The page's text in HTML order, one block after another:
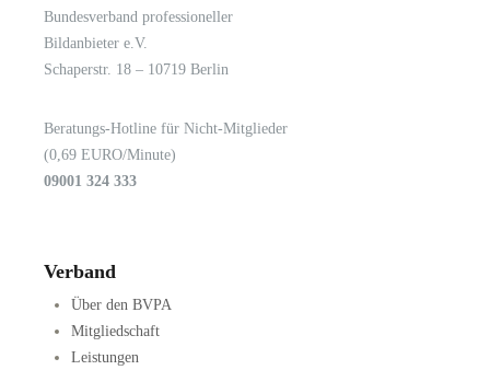
Bundesverband professioneller
Bildanbieter e.V.
Schaperstr. 18 – 10719 Berlin
Beratungs-Hotline für Nicht-Mitglieder
(0,69 EURO/Minute)
09001 324 333
Verband
Über den BVPA
Mitgliedschaft
Leistungen